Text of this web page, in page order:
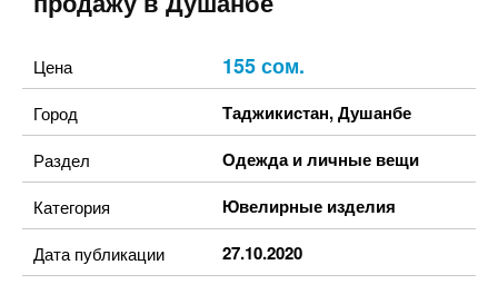
Цена 155 сом.
Город Таджикистан,Душанбе
Раздел Одежда и личные вещи
Категория Ювелирные изделия
Дата публикации 27.10.2020